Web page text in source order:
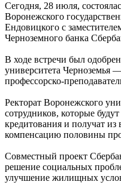
Сегодня, 28 июля,
Воронежского
Ендовицкого с
Черноземного банка
В ходе встречи был
университета Черноземья
профессорско-
Ректорат Воронежского
сотрудников, которые
кредитования и получат
компенсацию половины
Совместный проект
решение социальных
улучшение жилищных